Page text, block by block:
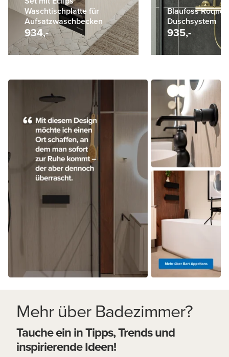
Waschtischplatte für
Aufsatzwaschbecken
934,-
Blaufoss Round
Duschsystem
935,-
Mehr über Badezimmer?
Tauche ein in Tipps, Trends und
inspirierende Ideen!